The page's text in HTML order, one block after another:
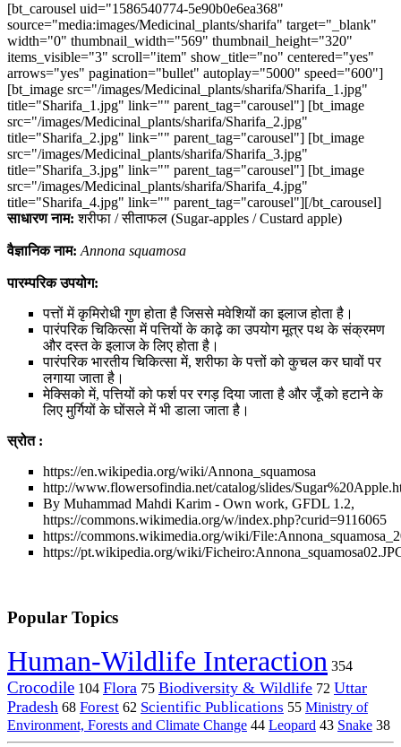
[bt_carousel uid="1586540774-5e90b0e6ea368"
source="media:images/Medicinal_plants/sharifa" target="_blank"
width="0" thumbnail_width="569" thumbnail_height="320"
items_visible="3" scroll="item" show_title="no" centered="yes"
arrows="yes" pagination="bullet" autoplay="5000" speed="600"]
[bt_image src="/images/Medicinal_plants/sharifa/Sharifa_1.jpg"
title="Sharifa_1.jpg" link="" parent_tag="carousel"] [bt_image
src="/images/Medicinal_plants/sharifa/Sharifa_2.jpg"
title="Sharifa_2.jpg" link="" parent_tag="carousel"] [bt_image
src="/images/Medicinal_plants/sharifa/Sharifa_3.jpg"
title="Sharifa_3.jpg" link="" parent_tag="carousel"] [bt_image
src="/images/Medicinal_plants/sharifa/Sharifa_4.jpg"
title="Sharifa_4.jpg" link="" parent_tag="carousel"][/bt_carousel]
साधारण नाम:शरीफा / सीताफल (Sugar-apples / Custard apple)
वैज्ञानिक नाम:Annona squamosa
पारम्परिक उपयोग:
पत्तों में कृमिरोधी गुण होता है जिससे मवेशियों का इलाज होता है।
पारंपरिक चिकित्सा में पत्तियों के काढ़े का उपयोग मूत्र पथ के संक्रमण
और दस्त के इलाज के लिए होता है।
पारंपरिक भारतीय चिकित्सा में, शरीफा के पत्तों को कुचल कर घावों पर
लगाया जाता है।
मेक्सिको में, पत्तियों को फर्श पर रगड़ दिया जाता है और जूँ को हटाने के
लिए मुर्गियों के घोंसले में भी डाला जाता है।
स्रोत :
https://en.wikipedia.org/wiki/Annona_squamosa
http://www.flowersofindia.net/catalog/slides/
By Muhammad Mahdi Karim - Own work, GFDL 1.2,
https://commons.wikimedia.org/w/index.php?curid=9116065
https://commons.wikimedia.org/wiki/
https://pt.wikipedia.org/wiki/
Popular Topics
Human-Wildlife Interaction 354
Crocodile 104 Flora 75 Biodiversity & Wildlife 72 Uttar
Pradesh 68 Forest 62 Scientific Publications 55 Ministry of
Environment, Forests and Climate Change 44 Leopard 43 Snake 38